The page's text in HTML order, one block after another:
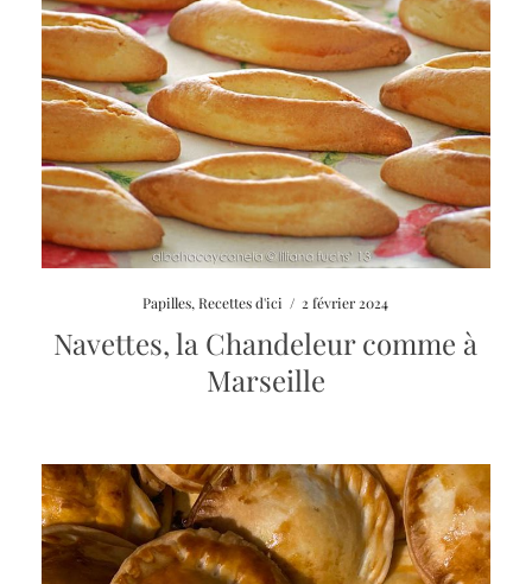
Papilles,Recettes d'ici / 2 février 2024
Navettes, la Chandeleur comme à
Marseille